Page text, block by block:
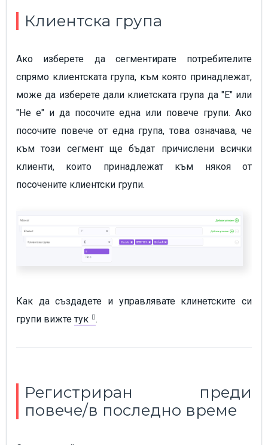
Клиентска група
Ако изберете да сегментирате потребителите
спрямо клиентската група, към която принадлежат,
може да изберете дали клиетската група да "Е" или
"Не е" и да посочите една или повече групи. Ако
посочите повече от една група, това означава, че
към този сегмент ще бъдат причислени всички
клиенти, които принадлежат към някоя от
посочените клиентски групи.
Как да създадете и управлявате клинетските си
групи вижте тук .
Регистриран преди
повече/в последно време